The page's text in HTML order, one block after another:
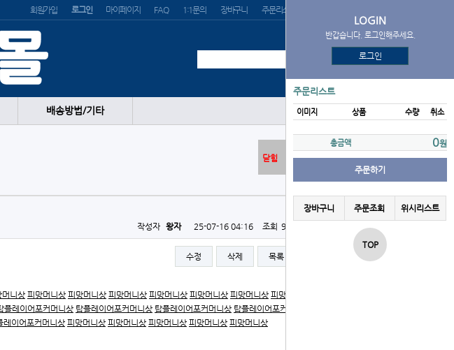
회원가입 로그인 마이페이지 FAQ 1:1문의 장바구니 주문리스트
배송방법/기타
LOGIN
반갑습니다. 로그인해주세요.
로그인
주문리스트
이미지 상품 수량 취소
총금액 0원
주문하기
장바구니 주문조회 위시리스트
TOP
닫힘
작성자 왕자 25-07-16 04:16 조회 949회
수정 삭제 목록
머니상 피망머니상 피망머니상 피망머니상 피망머니상 피망머니상 피망머니상 피망머니상
플레이어포커머니상 탑플레이어포커머니상 탑플레이어포커머니상 탑플레이어포커머니상
레이어포커머니상 피망머니상 피망머니상 피망머니상 피망머니상 피망머니상